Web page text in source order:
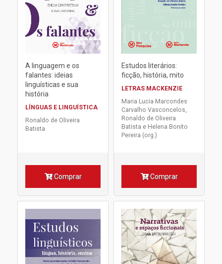
A linguagem e os
falantes: ideias
linguísticas e sua
história
LÍNGUAS E LINGUÍSTICA
Ronaldo de Oliveira
Batista
Comprar
Estudos literários:
ficção, história, mito
LETRAS MACKENZIE
Maria Lucia Marcondes
Carvalho Vasconcelos,
Ronaldo de Oliveira
Batista e Helena Bonito
Pereira (org.)
Comprar